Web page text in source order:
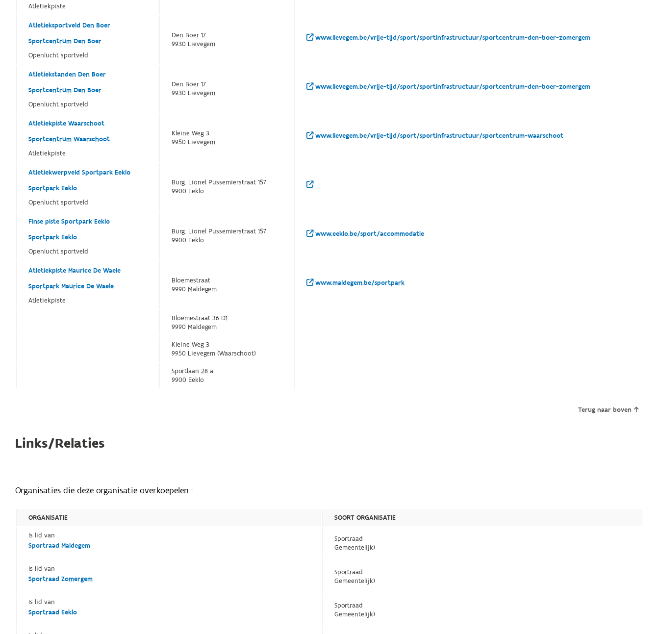
Atletiekpiste
Atletieksportveld Den Boer
Sportcentrum Den Boer
Openlucht sportveld
Den Boer 17
9930 Lievegem
www.lievegem.be/vrije-tijd/sport/sportinfrastructuur/sportcentrum-den-boer-zomergem
Atletiekstanden Den Boer
Sportcentrum Den Boer
Openlucht sportveld
Den Boer 17
9930 Lievegem
www.lievegem.be/vrije-tijd/sport/sportinfrastructuur/sportcentrum-den-boer-zomergem
Atletiekpiste Waarschoot
Sportcentrum Waarschoot
Atletiekpiste
Kleine Weg 3
9950 Lievegem
www.lievegem.be/vrije-tijd/sport/sportinfrastructuur/sportcentrum-waarschoot
Atletiekwerpveld Sportpark Eeklo
Sportpark Eeklo
Openlucht sportveld
Burg. Lionel Pussemierstraat 157
9900 Eeklo
Finse piste Sportpark Eeklo
Sportpark Eeklo
Openlucht sportveld
Burg. Lionel Pussemierstraat 157
9900 Eeklo
www.eeklo.be/sport/accommodatie
Atletiekpiste Maurice De Waele
Sportpark Maurice De Waele
Atletiekpiste
Bloemestraat
9990 Maldegem
www.maldegem.be/sportpark
Bloemestraat 36 D1
9990 Maldegem
Kleine Weg 3
9950 Lievegem (Waarschoot)
Sportlaan 28 a
9900 Eeklo
Terug naar boven
Links/Relaties
Organisaties die deze organisatie overkoepelen :
ORGANISATIE
SOORT ORGANISATIE
Is lid van
Sportraad Maldegem
Sportraad
Gemeentelijk)
Is lid van
Sportraad Zomergem
Sportraad
Gemeentelijk)
Is lid van
Sportraad Eeklo
Sportraad
Gemeentelijk)